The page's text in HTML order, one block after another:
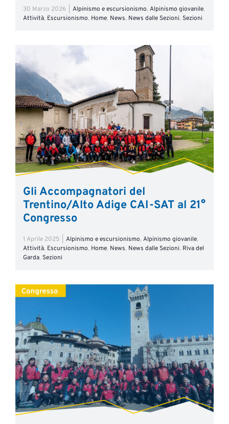
30 Marzo 2026 Alpinismo e escursionismo, Alpinismo giovanile,
Attività, Escursionismo, Home, News, News dalle Sezioni, Sezioni
Gli Accompagnatori del
Trentino/Alto Adige CAI-SAT al 21°
Congresso
1 Aprile 2025 Alpinismo e escursionismo, Alpinismo giovanile,
Attività, Escursionismo, Home, News, News dalle Sezioni, Riva del
Garda, Sezioni